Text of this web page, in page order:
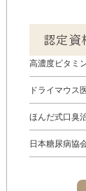
認定資
高濃度ビタミ
ドライマウス
ほんだ式口臭
日本糖尿病協